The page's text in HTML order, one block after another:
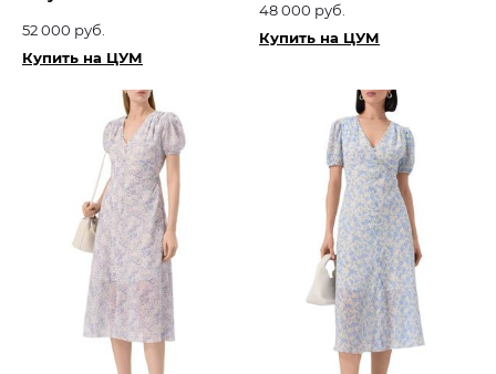
52 000 руб.
Купить на ЦУМ
48 000 руб.
Купить на ЦУМ